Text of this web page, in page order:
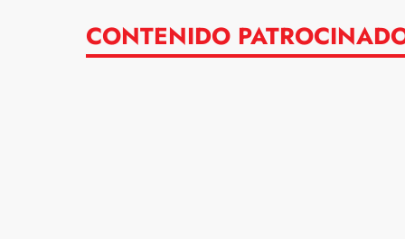
CONTENIDO